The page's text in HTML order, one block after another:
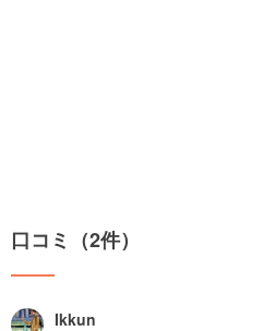
口コミ（2件）
Ikkun